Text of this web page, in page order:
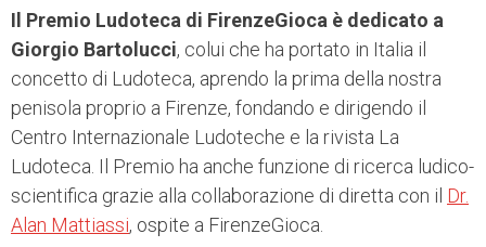
Il Premio Ludoteca di FirenzeGioca è dedicato a
Giorgio Bartolucci, colui che ha portato in Italia il
concetto di Ludoteca, aprendo la prima della nostra
penisola proprio a Firenze, fondando e dirigendo il
Centro Internazionale Ludoteche e la rivista La
Ludoteca. Il Premio ha anche funzione di ricerca ludico-
scientifica grazie alla collaborazione di diretta con il Dr.
Alan Mattiassi, ospite a FirenzeGioca.